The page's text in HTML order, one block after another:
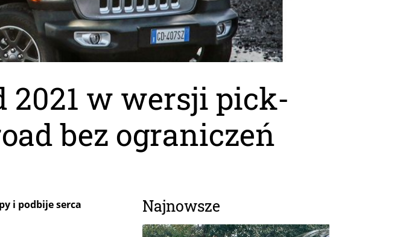
2021 w wersji pick-
bez ograniczeń
i podbije serca
Najnowsze